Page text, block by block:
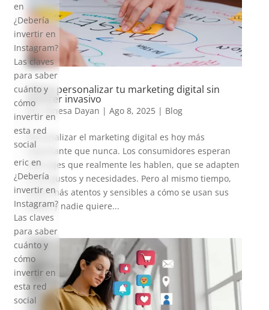
Cómo personalizar tu marketing digital sin
parecer invasivo
por Vanesa Dayan | Ago 8, 2025| Blog
Personalizar el marketing digital es hoy más
importante que nunca. Los consumidores esperan
mensajes que realmente les hablen, que se adapten
a sus gustos y necesidades. Pero al mismo tiempo,
están más atentos y sensibles a cómo se usan sus
datos, y nadie quiere...
en
¿Debería
invertir en
Instagram?
Las claves
para saber
cuánto y
cómo
invertir en
esta red
social
eric en
¿Debería
invertir en
Instagram?
Las claves
para saber
cuánto y
cómo
invertir en
esta red
social